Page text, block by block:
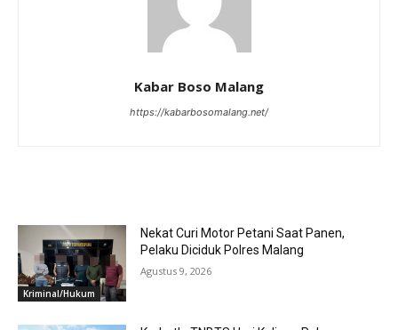
Kabar Boso Malang
https://kabarbosomalang.net/
Kriminal/Hukum
Nekat Curi Motor Petani Saat Panen,
Pelaku Diciduk Polres Malang
Agustus 9, 2026